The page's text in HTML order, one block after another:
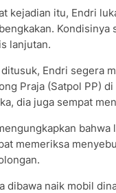
kejadian itu, Endri
Kondisinya
lanjutan.
ditusuk, Endri segera
Praja (Satpol PP)
dia juga sempat
memeriksa
dibawa naik mobil